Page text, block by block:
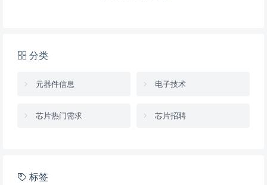
分类
元器件信息 电子技术
芯片热门需求 芯片招聘
标签